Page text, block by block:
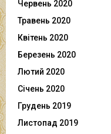
Червень 2020
Травень 2020
Квітень 2020
Березень 2020
Лютий 2020
Січень 2020
Грудень 2019
Листопад 2019